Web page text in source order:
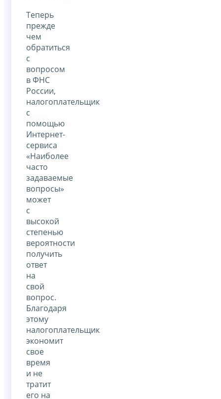
Теперь
прежде
чем
обратиться
с
вопросом
в ФНС
России,
налогоплательщик
с
помощью
Интернет-
сервиса
«Наиболее
часто
задаваемые
вопросы»
может
с
высокой
степенью
вероятности
получить
ответ
на
свой
вопрос.
Благодаря
этому
налогоплательщик
экономит
свое
время
и не
тратит
его на